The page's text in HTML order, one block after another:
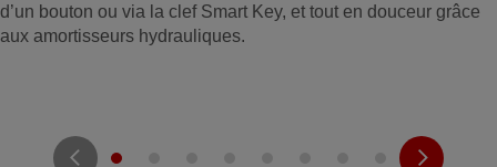
d’un bouton ou via la clef Smart Key, et tout en douceur grâce
aux amortisseurs hydrauliques.